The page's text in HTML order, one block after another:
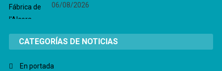
06/08/2026
CATEGORÍAS DE NOTICIAS
En portada